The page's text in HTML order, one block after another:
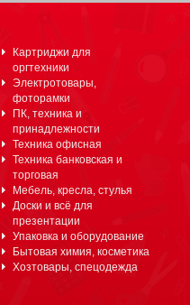
Картриджи для
оргтехники
Электротовары,
фоторамки
ПК, техника и
принадлежности
Техника офисная
Техника банковская и
торговая
Мебель, кресла, стулья
Доски и всё для
презентации
Упаковка и оборудование
Бытовая химия, косметика
Хозтовары, спецодежда